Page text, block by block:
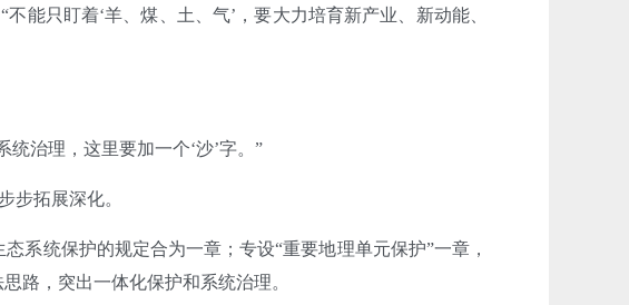
能只盯着‘羊、煤、土、气’，要大力培育新产业、新动能、
治理，这里要加一个‘沙’字。”
步拓展深化。
系统保护的规定合为一章；专设“重要地理单元保护”一章，
路，突出一体化保护和系统治理。